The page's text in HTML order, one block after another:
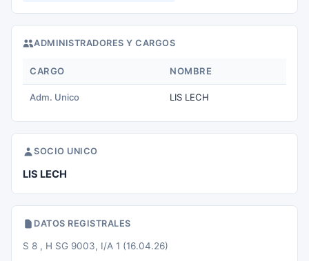
ADMINISTRADORES Y CARGOS
CARGO NOMBRE
Adm. Unico LIS LECH
SOCIO UNICO
LIS LECH
DATOS REGISTRALES
S 8 , H SG 9003, I/A 1 (16.04.26)